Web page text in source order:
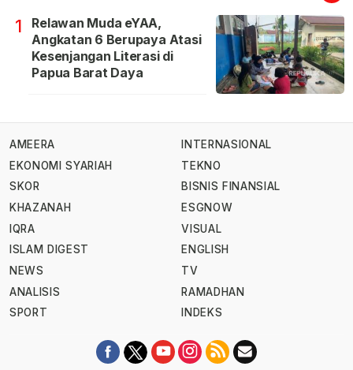
1
Relawan Muda eYAA,
Angkatan 6 Berupaya Atasi
Kesenjangan Literasi di
Papua Barat Daya
AMEERA
EKONOMI SYARIAH
SKOR
KHAZANAH
IQRA
ISLAM DIGEST
NEWS
ANALISIS
SPORT
INTERNASIONAL
TEKNO
BISNIS FINANSIAL
ESGNOW
VISUAL
ENGLISH
TV
RAMADHAN
INDEKS